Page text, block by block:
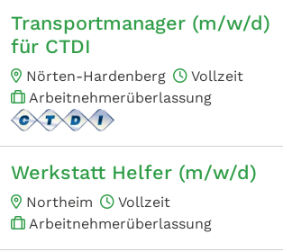
Transportmanager (m/w/d)
für CTDI
Nörten-Hardenberg
Vollzeit
Arbeitnehmerüberlassung
Werkstatt Helfer (m/w/d)
Northeim
Vollzeit
Arbeitnehmerüberlassung